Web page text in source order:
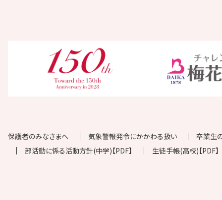
保護者のみなさまへ 気象警報発令にかかわる扱い
卒業生
部活動に係る活動方針(中学)【PDF】
生徒手帳(高校)【PDF】